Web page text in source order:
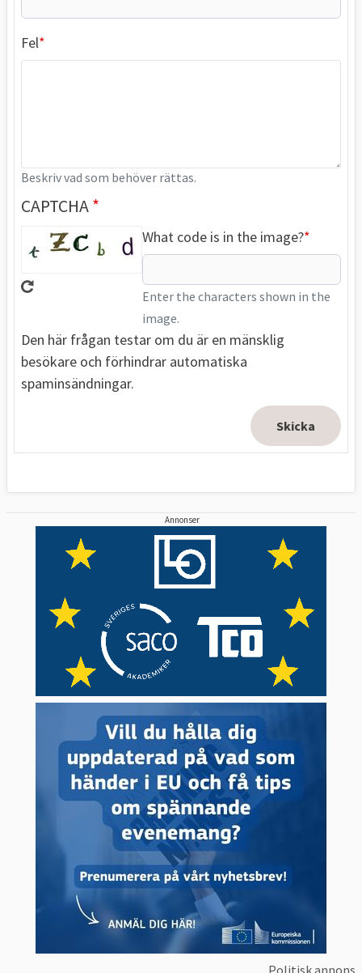
Fel
Beskriv vad som behöver rättas.
CAPTCHA
What code is in the image?
Enter the characters shown in the
image.
Den här frågan testar om du är en mänsklig
besökare och förhindrar automatiska
spaminsändningar.
Annonser
Politisk annons